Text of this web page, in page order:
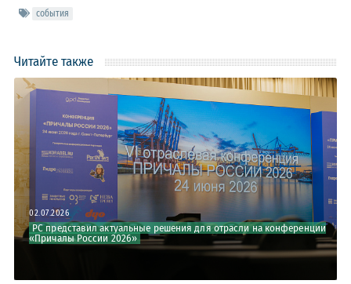
события
Читайте также
02.07.2026
РС представил актуальные решения для отрасли на конференции
«Причалы России 2026»
16.06.2026
Развитие кадрового потенциала Арктики: эксперты РС на
итоговом семинаре проекта «Молодые к...